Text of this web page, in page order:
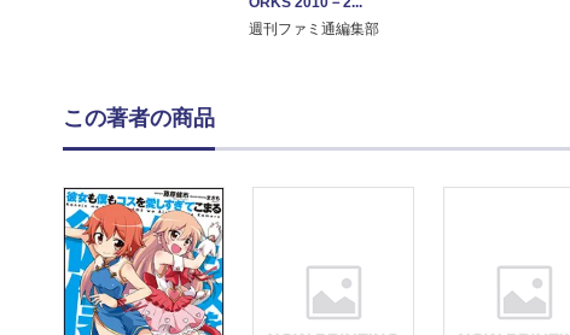
週刊ファミ通編集部
この著者の商品